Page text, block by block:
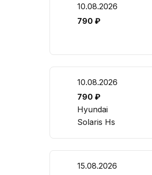
10.08.2026
790 ₽
10.08.2026
790 ₽
Hyundai
Solaris Hs
15.08.2026